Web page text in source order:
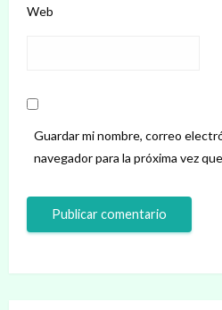
Web
Guardar mi nombre, correo
navegador para la próxima vez